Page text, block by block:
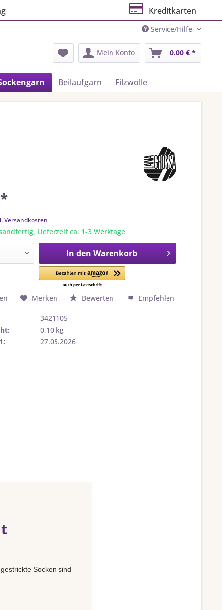
Kreditkarten
Service/Hilfe
Mein Konto 0,00 € *
Beilaufgarn Filzwolle
Versandkosten
Lieferzeit ca. 1-3 Werktage
In den Warenkorb
Merken Bewerten Empfehlen
3421105
0,10 kg
27.05.2026
Socken sind